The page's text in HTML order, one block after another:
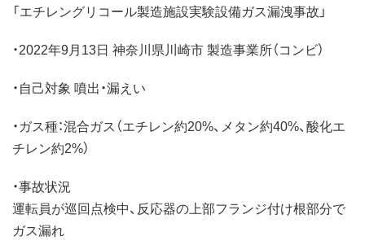
「エチレングリコール製造施設実験設備ガス漏洩事故」
・2022年9月13日 神奈川県川崎市 製造事業所（コンビ）
・自己対象 噴出・漏えい
・ガス種：混合ガス（エチレン約20%、メタン約40%、酸化エ
チレン約2%）
・事故状況
運転員が巡回点検中、反応器の上部フランジ付け根部分で
ガス漏れ